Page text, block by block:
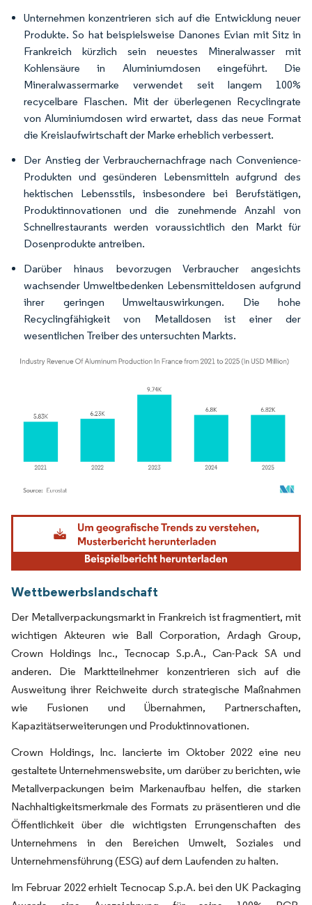
Unternehmen konzentrieren sich auf die Entwicklung neuer
Produkte. So hat beispielsweise Danones Evian mit Sitz in
Frankreich kürzlich sein neuestes Mineralwasser mit
Kohlensäure in Aluminiumdosen eingeführt. Die
Mineralwassermarke verwendet seit langem 100%
recycelbare Flaschen. Mit der überlegenen Recyclingrate
von Aluminiumdosen wird erwartet, dass das neue Format
die Kreislaufwirtschaft der Marke erheblich verbessert.
Der Anstieg der Verbrauchernachfrage nach Convenience-
Produkten und gesünderen Lebensmitteln aufgrund des
hektischen Lebensstils, insbesondere bei Berufstätigen,
Produktinnovationen und die zunehmende Anzahl von
Schnellrestaurants werden voraussichtlich den Markt für
Dosenprodukte antreiben.
Darüber hinaus bevorzugen Verbraucher angesichts
wachsender Umweltbedenken Lebensmitteldosen aufgrund
ihrer geringen Umweltauswirkungen. Die hohe
Recyclingfähigkeit von Metalldosen ist einer der
wesentlichen Treiber des untersuchten Markts.
Bild © Mordor Intelligence. Wiederverwendung erfordert Namensnennung gemäß
Wettbewerbslandschaft
Der Metallverpackungsmarkt in Frankreich ist fragmentiert, mit
wichtigen Akteuren wie Ball Corporation, Ardagh Group,
Crown Holdings Inc., Tecnocap S.p.A., Can-Pack SA und
anderen. Die Marktteilnehmer konzentrieren sich auf die
Ausweitung ihrer Reichweite durch strategische Maßnahmen
wie Fusionen und Übernahmen, Partnerschaften,
Kapazitätserweiterungen und Produktinnovationen.
Crown Holdings, Inc. lancierte im Oktober 2022 eine neu
gestaltete Unternehmenswebsite, um darüber zu berichten, wie
Metallverpackungen beim Markenaufbau helfen, die starken
Nachhaltigkeitsmerkmale des Formats zu präsentieren und die
Öffentlichkeit über die wichtigsten Errungenschaften des
Unternehmens in den Bereichen Umwelt, Soziales und
Unternehmensführung (ESG) auf dem Laufenden zu halten.
Im Februar 2022 erhielt Tecnocap S.p.A. bei den UK Packaging